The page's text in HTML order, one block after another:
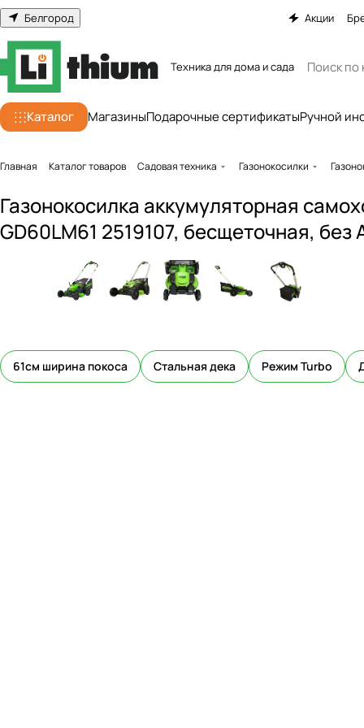
Белгород Акции
Техника для дома и сада
Каталог МагазиныПодарочные сертификатыРучной
Главная Каталог товаров Садовая техника Газонокосилки
Газонокосилка аккумуляторная
GD60LM61 2519107, бесщеточная, без
61см ширина покоса Стальная дека Режим Turbo